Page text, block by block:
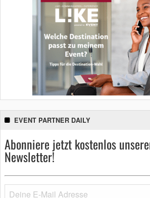
EVENT PARTNER DAILY
Abonniere jetzt kostenlos
Newsletter!